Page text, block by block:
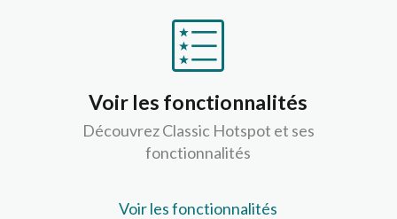
Voir les fonctionnalités
Découvrez Classic Hotspot et ses
fonctionnalités
Voir les fonctionnalités